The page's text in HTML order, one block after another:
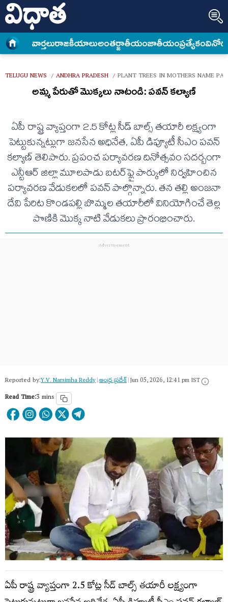
వార్త‌లురాజకీయాలుఅంత‌ర్జాతీయంజాతీయంప్రత్యేకం
TELUGU NEWS / ANDHRA PRADESH / PLANT TREES IN MOTHERS NAME
అమ్మ పేరుతో మొక్కలు నాటండి: పవన్ కల్యాణ్
ఏపీ రాష్ట్ర వ్యాప్తంగా 2.5 కోట్ల సీడ్‌ బాల్స్‌ తయారీ లక్ష్యంగా
పెట్టుకున్నట్లుగా జనసేన అధినేత, ఏపీ డిప్యూటీ సీఎం పవన్
కల్యాణ్ తెలిపారు. ప్రపంచ పర్యావరణ దినోత్సవం సదర్బంగా
ఎన్టీఆర్‌ జిల్లా మూలపాడు బటర్‌ఫ్లై పార్కులో నిర్వహించిన
పర్యావరణ వేడుకలలో పవన్‌ పాల్గొన్నారు. తన తల్లి అంజనా
దేవి పేరిట కొండపల్లి బొమ్మల తయారీలో వినియోగించే తెల్ల
పొణికి మొక్క నాటి వేడుకలు ప్రారంభించారు.
Reported by:Y.V. Narsimha Reddy|ఆంధ్ర ప్రదేశ్|Jun 05, 2026, 12:41 pm IST
Read Time:3 mins
ఏపీ రాష్ట్ర వ్యాప్తంగా 2.5 కోట్ల సీడ్‌ బాల్స్‌ తయారీ లక్ష్యంగా